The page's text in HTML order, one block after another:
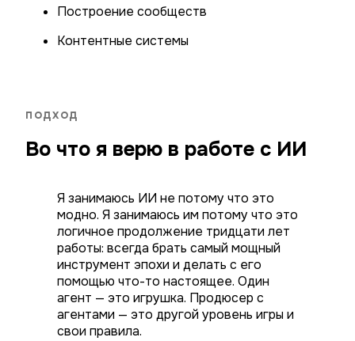
Построение сообществ
Контентные системы
ПОДХОД
Во что я верю в работе с ИИ
Я занимаюсь ИИ не потому что это
модно. Я занимаюсь им потому что это
логичное продолжение тридцати лет
работы: всегда брать самый мощный
инструмент эпохи и делать с его
помощью что-то настоящее. Один
агент — это игрушка. Продюсер с
агентами — это другой уровень игры и
свои правила.